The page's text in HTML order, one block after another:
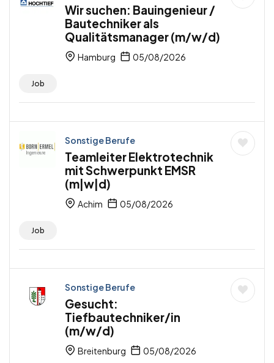
Wir suchen: Bauingenieur /
Bautechniker als
Qualitätsmanager (m/w/d)
Hamburg 05/08/2026
Job
Sonstige Berufe
Teamleiter Elektrotechnik
mit Schwerpunkt EMSR
(m|w|d)
Achim 05/08/2026
Job
Sonstige Berufe
Gesucht:
Tiefbautechniker/in
(m/w/d)
Breitenburg 05/08/2026